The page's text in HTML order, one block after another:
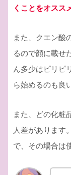
くことをオスス
また、クエン酸
るので顔に載せ
ん多少はピリピ
ら始めるのも良
また、どの化粧
人差があります
で、その場合は